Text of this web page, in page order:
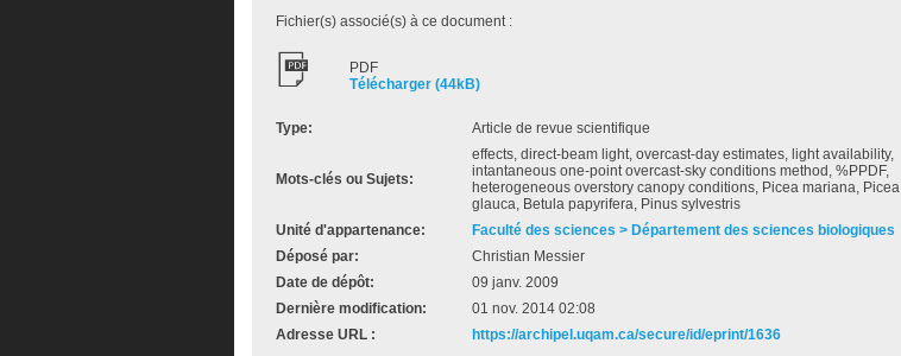
Fichier(s) associé(s) à ce document :
PDF
Télécharger (44kB)
Type: Article de revue scientifique
Mots-clés ou Sujets:
effects, direct-beam light, overcast-day estimates, light availability,
intantaneous one-point overcast-sky conditions method, %PPDF,
heterogeneous overstory canopy conditions, Picea mariana, Picea
glauca, Betula papyrifera, Pinus sylvestris
Unité d'appartenance:
Faculté des sciences > Département des sciences biologiques
Déposé par:
Christian Messier
Date de dépôt:
09 janv. 2009
Dernière modification:
01 nov. 2014 02:08
Adresse URL :
https://archipel.uqam.ca/secure/id/eprint/1636